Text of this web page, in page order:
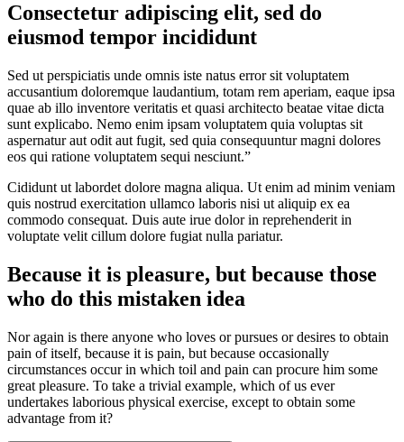
Consectetur adipiscing elit, sed do
eiusmod tempor incididunt
Sed ut perspiciatis unde omnis iste natus error sit voluptatem
accusantium doloremque laudantium, totam rem aperiam, eaque ipsa
quae ab illo inventore veritatis et quasi architecto beatae vitae dicta
sunt explicabo. Nemo enim ipsam voluptatem quia voluptas sit
aspernatur aut odit aut fugit, sed quia consequuntur magni dolores
eos qui ratione voluptatem sequi nesciunt.”
Cididunt ut labordet dolore magna aliqua. Ut enim ad minim veniam
quis nostrud exercitation ullamco laboris nisi ut aliquip ex ea
commodo consequat. Duis aute irue dolor in reprehenderit in
voluptate velit cillum dolore fugiat nulla pariatur.
Because it is pleasure, but because those
who do this mistaken idea
Nor again is there anyone who loves or pursues or desires to obtain
pain of itself, because it is pain, but because occasionally
circumstances occur in which toil and pain can procure him some
great pleasure. To take a trivial example, which of us ever
undertakes laborious physical exercise, except to obtain some
advantage from it?